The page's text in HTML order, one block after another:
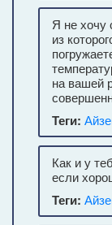
Я не хочу
из
на вашей
Теги:
Как и у
если
Теги: